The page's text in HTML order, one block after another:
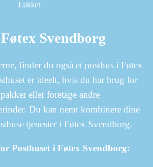
Lukket
Svendborg
finder du også et posthus i Føtex
er ideelt, hvis du har brug for
eller foretage andre
Du kan nemt kombinere dine
tjenester i Føtex Svendborg.
Posthuset i Føtex Svendborg: